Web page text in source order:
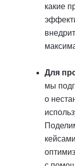
какие
Для
мы
о
вам